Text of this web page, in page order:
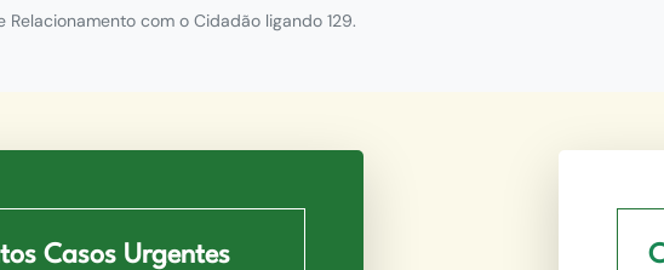
Casos urgentes entre em contato com a Central de Relacionamento com o Cidadão ligando 129.
Casos Urgentes